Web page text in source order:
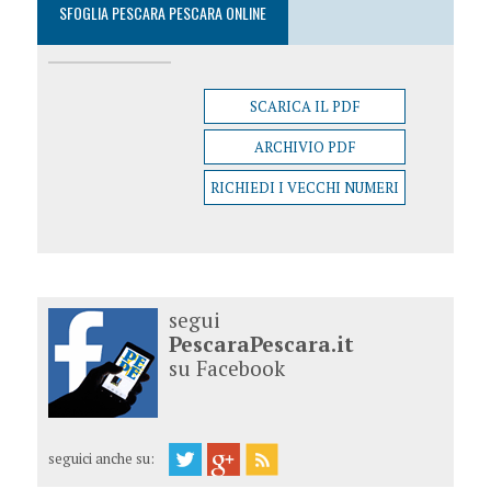
SFOGLIA PESCARA PESCARA ONLINE
SCARICA IL PDF
ARCHIVIO PDF
RICHIEDI I VECCHI NUMERI
segui
PescaraPescara.it
su Facebook
seguici anche su: